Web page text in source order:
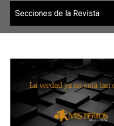
Secciones de la Revista